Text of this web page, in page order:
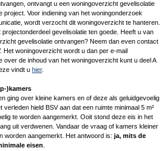
ontvangt u een woningoverzicht gevelisolatie
project. Voor indiening van het woningonderzoek
wordt verzocht dit woningoverzicht te hanteren.
gevelisolatie ten goede. Heeft u van
gevelisolatie ontvangen? Neem dan even contact
Het woningoverzicht wordt u dan per e-mail
over de inhoud van het woningoverzicht kunt u deel A
vindt u hier.
)kamers
ging over kleine kamers en of deze als geluidgevoelig
hield BSV aan dat een ruimte minimaal 5 m²
te worden aangemerkt. Ooit stond deze eis in het
uit verdwenen. Vandaar de vraag of kamers kleiner
worden aangemerkt. Het antwoord is: ja, mits de
eisen